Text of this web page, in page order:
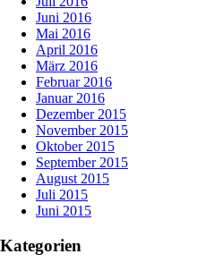
Juni 2016
Mai 2016
April 2016
März 2016
Februar 2016
Januar 2016
Dezember 2015
November 2015
Oktober 2015
September 2015
August 2015
Juli 2015
Juni 2015
Kategorien